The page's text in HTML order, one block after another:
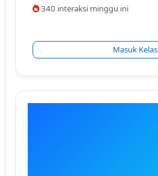
340 interaksi minggu ini
Masuk Kelas